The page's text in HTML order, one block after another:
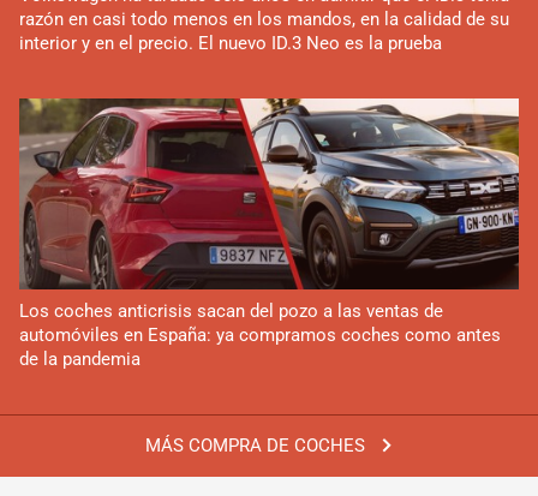
MÁS COMPRA DE COCHES
razón en casi todo menos en los mandos, en la calidad de su
interior y en el precio. El nuevo ID.3 Neo es la prueba
Los coches anticrisis sacan del pozo a las ventas de
automóviles en España: ya compramos coches como antes
de la pandemia